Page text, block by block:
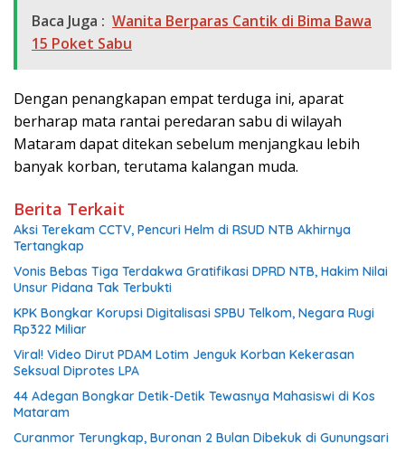
Baca Juga : Wanita Berparas Cantik di Bima Bawa
15 Poket Sabu
Dengan penangkapan empat terduga ini, aparat
berharap mata rantai peredaran sabu di wilayah
Mataram dapat ditekan sebelum menjangkau lebih
banyak korban, terutama kalangan muda.
Berita Terkait
Aksi Terekam CCTV, Pencuri Helm di RSUD NTB Akhirnya
Tertangkap
Vonis Bebas Tiga Terdakwa Gratifikasi DPRD NTB, Hakim Nilai
Unsur Pidana Tak Terbukti
KPK Bongkar Korupsi Digitalisasi SPBU Telkom, Negara Rugi
Rp322 Miliar
Viral! Video Dirut PDAM Lotim Jenguk Korban Kekerasan
Seksual Diprotes LPA
44 Adegan Bongkar Detik-Detik Tewasnya Mahasiswi di Kos
Mataram
Curanmor Terungkap, Buronan 2 Bulan Dibekuk di Gunungsari